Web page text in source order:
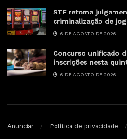
STF retoma
criminalização de
6 DE AGOSTO DE 2026
Concurso unificado
inscrições nesta
6 DE AGOSTO DE 2026
Anunciar Política de privacidade